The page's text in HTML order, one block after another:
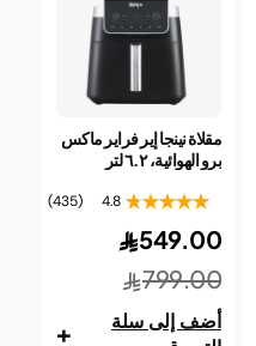
مقلاة نينجا إير فراير ماكس
برو الهوائية، ٦.٢ لتر
4.8
(435)
549.00
799.00
أضف إلى سلة
+